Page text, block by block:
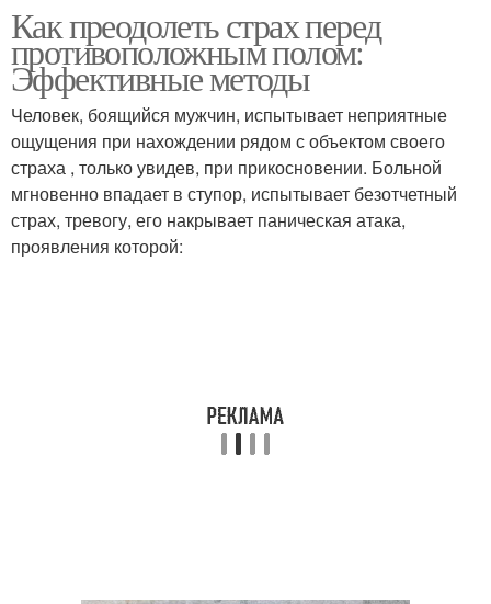
Как преодолеть страх перед
противоположным полом:
Эффективные методы
Человек, боящийся мужчин, испытывает неприятные
ощущения при нахождении рядом с объектом своего
страха , только увидев, при прикосновении. Больной
мгновенно впадает в ступор, испытывает безотчетный
страх, тревогу, его накрывает паническая атака,
проявления которой: